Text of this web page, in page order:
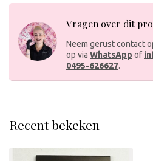
Vragen over dit
Neem gerust contact
op via WhatsApp of
0495-626627.
Recent bekeken